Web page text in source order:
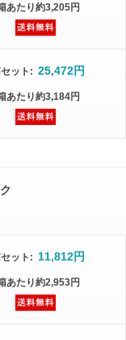
あたり約3,205円
セット : 25,472円
あたり約3,184円
セット : 11,812円
あたり約2,953円